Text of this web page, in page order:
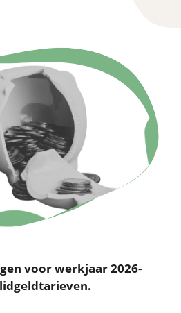
voor werkjaar 2026-